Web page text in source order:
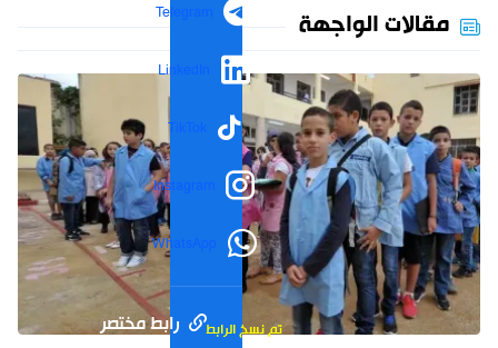
Telegram
LinkedIn
TikTok
Instagram
WhatsApp
رابط مختصر تم نسخ الرابط
مقالات الواجهة